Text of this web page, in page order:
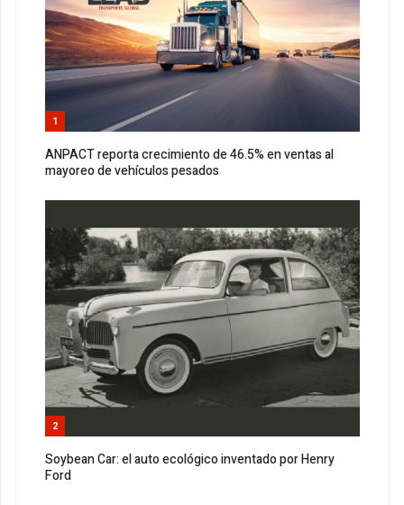
1
ANPACT reporta crecimiento de 46.5% en ventas al
mayoreo de vehículos pesados
2
Soybean Car: el auto ecológico inventado por Henry
Ford